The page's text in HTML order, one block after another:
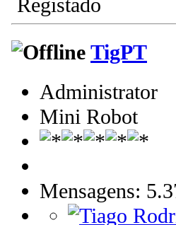
Registado
TigPT
Administrator
Mini Robot
Mensagens: